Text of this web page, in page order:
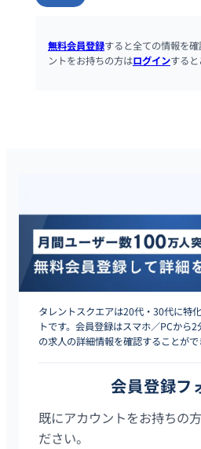
無料会員登録すると全ての情報を
ントをお持ちの方はログインすると
タレントスクエアは20代・30代に特
トです。会員登録はスマホ／PCから
の求人の詳細情報を確認することがで
会員登録フ
既にアカウントをお持ちの
ださい。